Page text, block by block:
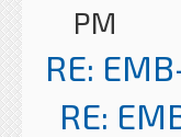
PM
RE:
RE: